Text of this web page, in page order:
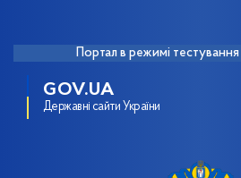
Портал в режимі
GOV.UA
Державні сайти України